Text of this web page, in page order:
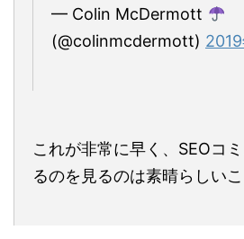
— Colin McDermott
(@colinmcdermott)
これが非常に早く、SEOコ
るのを見るのは素晴らしいこ